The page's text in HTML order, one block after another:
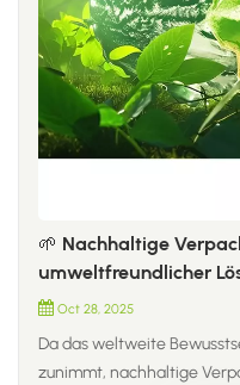
🌱 Nachhaltige
umweltfreundlicher
Oct 28, 2025
Da das weltweite
zunimmt, nachhaltige